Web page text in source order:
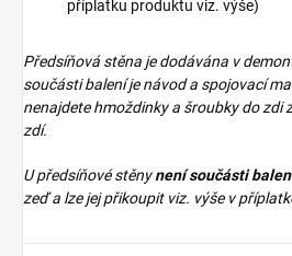
příplatku produktu viz. výše)
Předsíňová stěna je dodávána v
součásti balení je návod a spojovací
nenajdetehmoždinky a šroubky do zdi
zdí.
U předsíňové stěnynení součásti
zeď a lze jej přikoupit viz. výše v